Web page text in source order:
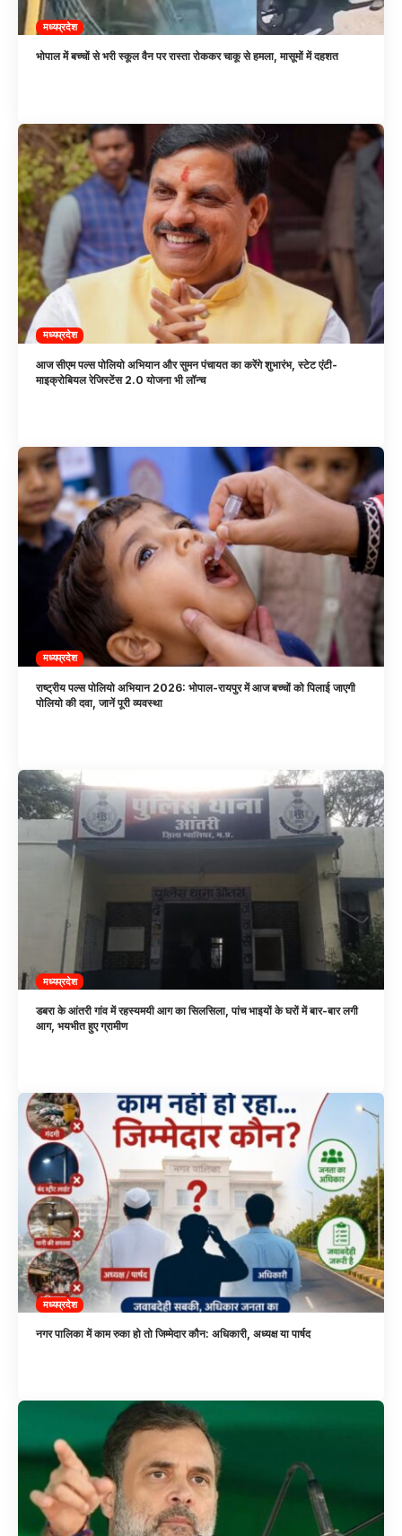
मध्यप्रदेश
भोपाल में बच्चों से भरी स्कूल वैन पर रास्ता रोककर चाकू से हमला, मासूमों में दहशत
मध्यप्रदेश
आज सीएम पल्स पोलियो अभियान और सुमन पंचायत का करेंगे शुभारंभ, स्टेट एंटी-
माइक्रोबियल रेजिस्टेंस 2.0 योजना भी लॉन्च
मध्यप्रदेश
राष्ट्रीय पल्स पोलियो अभियान 2026: भोपाल-रायपुर में आज बच्चों को पिलाई जाएगी
पोलियो की दवा, जानें पूरी व्यवस्था
मध्यप्रदेश
डबरा के आंतरी गांव में रहस्यमयी आग का सिलसिला, पांच भाइयों के घरों में बार-बार लगी
आग, भयभीत हुए ग्रामीण
मध्यप्रदेश
नगर पालिका में काम रुका हो तो जिम्मेदार कौन: अधिकारी, अध्यक्ष या पार्षद